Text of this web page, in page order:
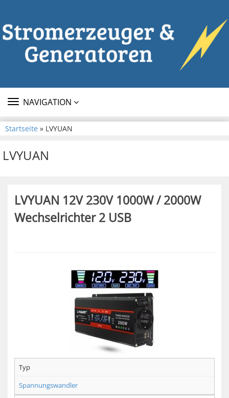
TOGGLE
NAVIGATION
Startseite » LVYUAN
LVYUAN
LVYUAN 12V 230V 1000W / 2000W
Wechselrichter 2 USB
Typ
Spannungswandler